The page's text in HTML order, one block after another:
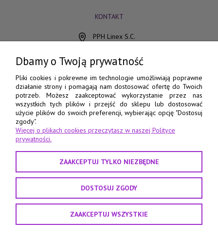
KONTAKT
PPH Linex S.C.
85-078 Bydgoszcz
798 560 760
52 345 73 17
e-pasmanteria@e-pasmanteria.home.pl
8:00 - 16:00
Dbamy o Twoją prywatność
Pliki cookies i pokrewne im technologie umożliwiają poprawne
działanie strony i pomagają nam dostosować ofertę do Twoich
potrzeb. Możesz zaakceptować wykorzystanie przez nas
wszystkich tych plików i przejść do sklepu lub dostosować
użycie plików do swoich preferencji, wybierając opcję "Dostosuj
zgody".
Więcej o plikach cookies przeczytasz w naszej Polityce
prywatności.
ZAAKCEPTUJ TYLKO NIEZBĘDNE
DOSTOSUJ ZGODY
ZAAKCEPTUJ WSZYSTKIE